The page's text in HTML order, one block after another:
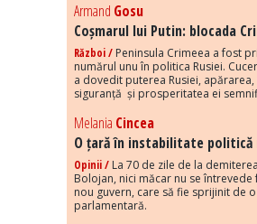
Armand Gosu
Coșmarul lui Putin: blocada
Război / Peninsula Crimeea a fost
numărul unu în politica Rusiei.
a dovedit puterea Rusiei,
siguranță și prosperitatea ei
Melania Cincea
O țară în instabilitate politică
Opinii / La 70 de zile de la
Bolojan, nici măcar nu se
nou guvern, care să fie sprijinit de
parlamentară.